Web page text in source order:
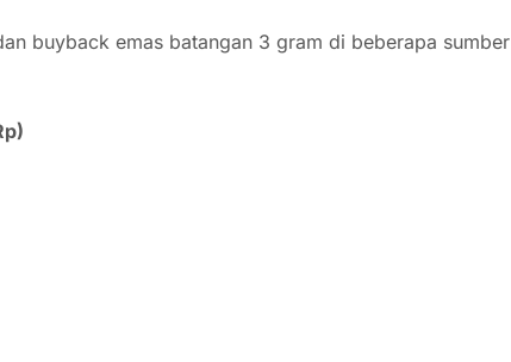
buyback emas batangan 3 gram di beberapa sumber